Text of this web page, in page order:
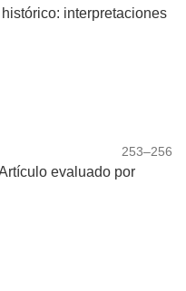
interpretaciones
253–256
evaluado por